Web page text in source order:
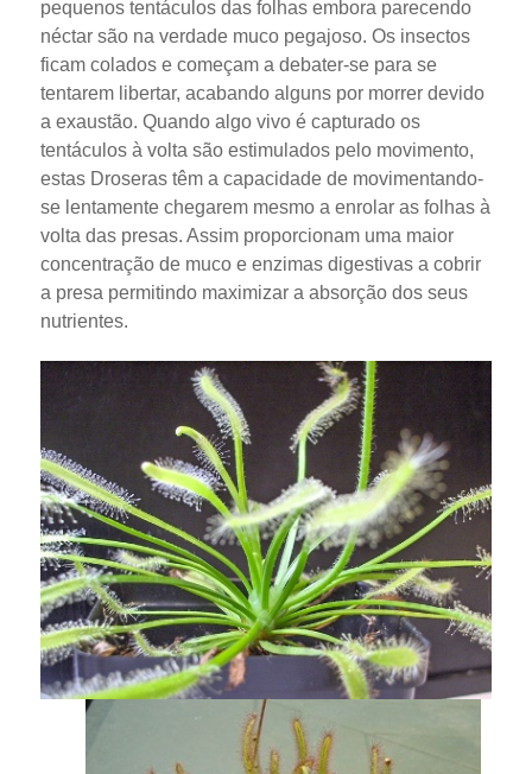
pequenos tentáculos das folhas embora parecendo
néctar são na verdade muco pegajoso. Os insectos
ficam colados e começam a debater-se para se
tentarem libertar, acabando alguns por morrer devido
a exaustão. Quando algo vivo é capturado os
tentáculos à volta são estimulados pelo movimento,
estas Droseras têm a capacidade de movimentando-
se lentamente chegarem mesmo a enrolar as folhas à
volta das presas. Assim proporcionam uma maior
concentração de muco e enzimas digestivas a cobrir
a presa permitindo maximizar a absorção dos seus
nutrientes.